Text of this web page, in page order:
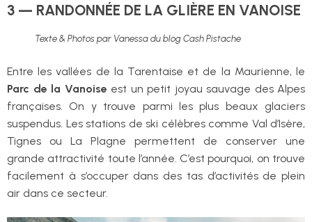
3 — RANDONNÉE DE LA GLIÈRE EN VANOISE
Texte & Photos par Vanessa du blog Cash Pistache
Entre les vallées de la Tarentaise et de la Maurienne, le
Parc de la Vanoise est un petit joyau sauvage des Alpes
françaises. On y trouve parmi les plus beaux glaciers
suspendus. Les stations de ski célèbres comme Val d’Isère,
Tignes ou La Plagne permettent de conserver une
grande attractivité toute l’année. C’est pourquoi, on trouve
facilement à s’occuper dans des tas d’activités de plein
air dans ce secteur.